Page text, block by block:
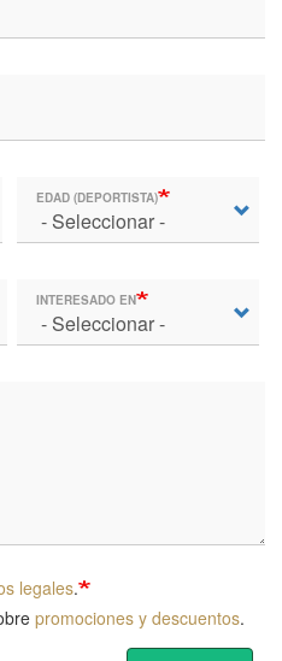
EDAD (DEPORTISTA)
INTERESADO EN
legales.
promociones y descuentos.